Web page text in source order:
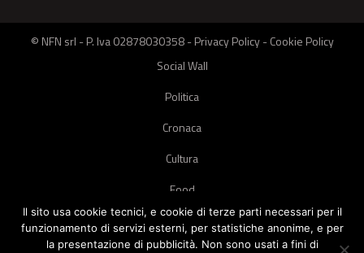
© NFN srl - P. Iva 02878030358 -Privacy Policy-Cookie Policy
Social Wall
Politica
Cronaca
Cultura
Food
Green
Il sito usa cookie tecnici, e cookie di terze parti necessari per il
funzionamento di servizi esterni, per statistiche anonime, e per
la presentazione di pubblicità. Non sono usati a fini di